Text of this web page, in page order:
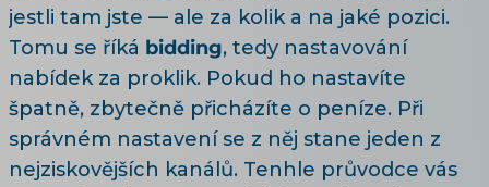
jestli tam jste — ale za kolik a na jaké pozici.
Tomu se říká bidding, tedy nastavování
nabídek za proklik. Pokud ho nastavíte
špatně, zbytečně přicházíte o peníze. Při
správném nastavení se z něj stane jeden z
nejziskovějších kanálů. Tenhle průvodce vás